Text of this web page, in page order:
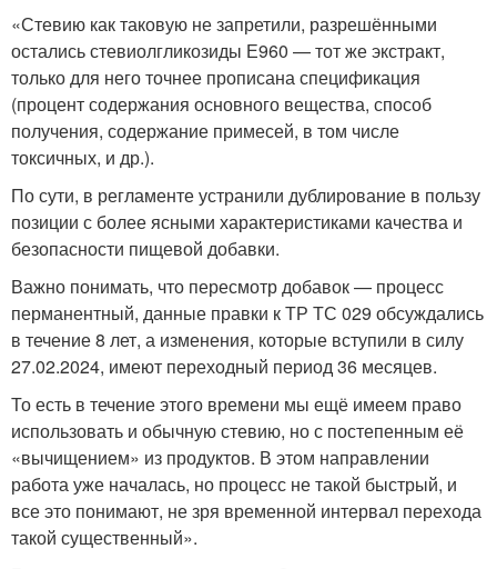
«Стевию как таковую не запретили, разрешёнными
остались стевиолгликозиды Е960 — тот же экстракт,
только для него точнее прописана спецификация
(процент содержания основного вещества, способ
получения, содержание примесей, в том числе
токсичных, и др.).
По сути, в регламенте устранили дублирование в пользу
позиции с более ясными характеристиками качества и
безопасности пищевой добавки.
Важно понимать, что пересмотр добавок — процесс
перманентный, данные правки к ТР ТС 029 обсуждались
в течение 8 лет, а изменения, которые вступили в силу
27.02.2024, имеют переходный период 36 месяцев.
То есть в течение этого времени мы ещё имеем право
использовать и обычную стевию, но с постепенным её
«вычищением» из продуктов. В этом направлении
работа уже началась, но процесс не такой быстрый, и
все это понимают, не зря временной интервал перехода
такой существенный».